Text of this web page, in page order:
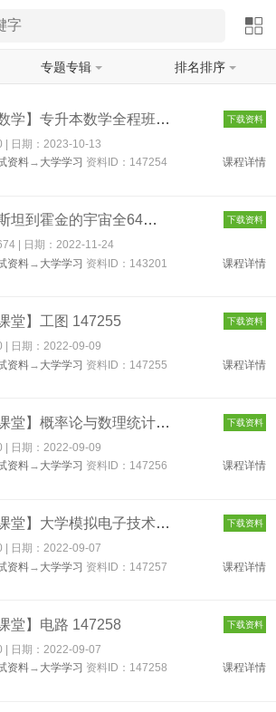
专题专辑 排名排序
【宋浩数学】专升本数学全程班 147254 下载资料
| 日期： 2023-10-13
资料→ 大学学习 资料ID：147254 课程详情
从爱因斯坦到霍金的宇宙全64讲主讲-赵峥视频教程 143201 下载资料
| 日期：2022-11-24
资料→ 大学学习 资料ID：143201 课程详情
堂】工图 147255 下载资料
| 日期：2022-09-09
资料→ 大学学习 资料ID：147255 课程详情
【高斯课堂】概率论与数理统计 147256 下载资料
| 日期： 2022-09-09
资料→ 大学学习 资料ID：147256 课程详情
【高斯课堂】大学模拟电子技术 147257 下载资料
| 日期：2022-09-07
资料→ 大学学习 资料ID：147257 课程详情
堂】电路 147258 下载资料
| 日期：2022-09-07
资料→ 大学学习 资料ID：147258 课程详情